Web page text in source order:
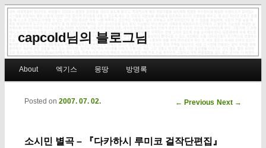
capcold님의 블로그님
Skip to primary content
Skip to secondary content
About 엑기스 몽땅 방명록
Post navigation
← Previous Next →
소시민 별곡 – 『다카하시 루미코 걸작단편집』
Posted on 2007. 07. 02.